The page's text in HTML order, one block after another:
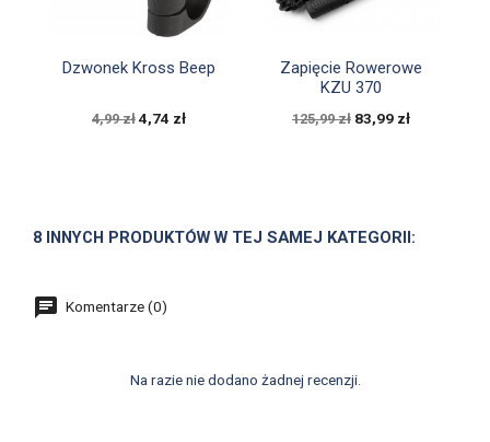
Szybki podgląd
Dzwonek Kross Beep
4,99 zł 4,74 zł
Szybki podgląd
Zapięcie Rowerowe
KZU 370
125,99 zł 83,99 zł
8 INNYCH PRODUKTÓW W TEJ SAMEJ KATEGORII:
Komentarze (0)
Na razie nie dodano żadnej recenzji.